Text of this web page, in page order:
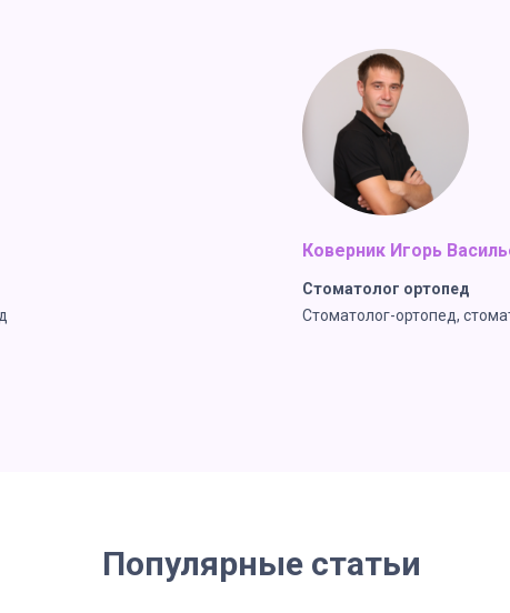
Коверник Игорь
Стоматолог ортопед
Стоматолог-ортопед,
Популярные статьи